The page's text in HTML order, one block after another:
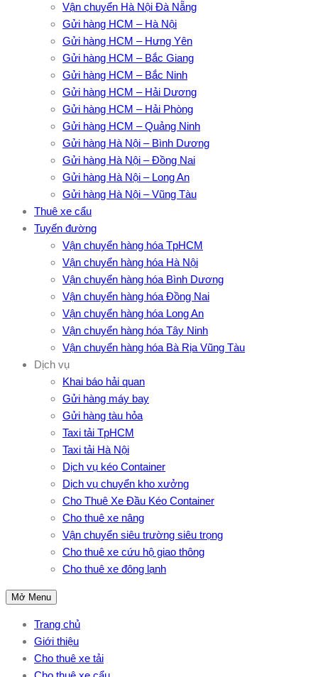
Vận chuyển Hà Nội Đà Nẵng
Gửi hàng HCM – Hà Nội
Gửi hàng HCM – Hưng Yên
Gửi hàng HCM – Bắc Giang
Gửi hàng HCM – Bắc Ninh
Gửi hàng HCM – Hải Dương
Gửi hàng HCM – Hải Phòng
Gửi hàng HCM – Quảng Ninh
Gửi hàng Hà Nội – Bình Dương
Gửi hàng Hà Nội – Đồng Nai
Gửi hàng Hà Nội – Long An
Gửi hàng Hà Nội – Vũng Tàu
Thuê xe cẩu
Tuyến đường
Vận chuyển hàng hóa TpHCM
Vận chuyển hàng hóa Hà Nội
Vận chuyển hàng hóa Bình Dương
Vận chuyển hàng hóa Đồng Nai
Vận chuyển hàng hóa Long An
Vận chuyển hàng hóa Tây Ninh
Vận chuyển hàng hóa Bà Rịa Vũng Tàu
Dịch vụ
Khai báo hải quan
Gửi hàng máy bay
Gửi hàng tàu hỏa
Taxi tải TpHCM
Taxi tải Hà Nội
Dịch vụ kéo Container
Dịch vụ chuyển kho xưởng
Cho Thuê Xe Đầu Kéo Container
Cho thuê xe nâng
Vận chuyển siêu trường siêu trọng
Cho thuê xe cứu hộ giao thông
Cho thuê xe đông lạnh
Mở Menu
Trang chủ
Giới thiệu
Cho thuê xe tải